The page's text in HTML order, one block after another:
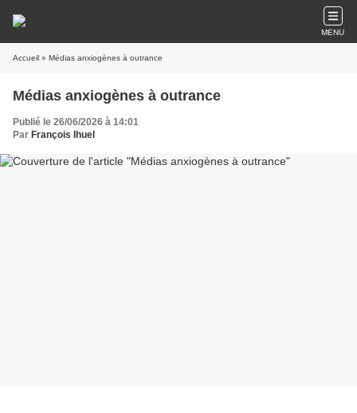
MENU
Accueil » Médias anxiogènes à outrance
Médias anxiogènes à outrance
Publié le 26/06/2026 à 14:01
Par François Ihuel